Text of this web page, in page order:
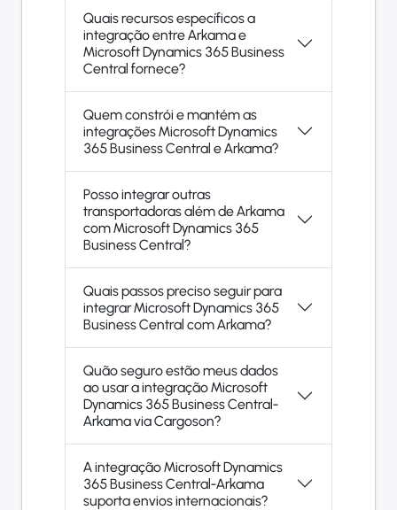
Quais recursos específicos a
integração entre Arkama e
Microsoft Dynamics 365 Business
Central fornece?
Quem constrói e mantém as
integrações Microsoft Dynamics
365 Business Central e Arkama?
Posso integrar outras
transportadoras além de Arkama
com Microsoft Dynamics 365
Business Central?
Quais passos preciso seguir para
integrar Microsoft Dynamics 365
Business Central com Arkama?
Quão seguro estão meus dados
ao usar a integração Microsoft
Dynamics 365 Business Central-
Arkama via Cargoson?
A integração Microsoft Dynamics
365 Business Central-Arkama
suporta envios internacionais?